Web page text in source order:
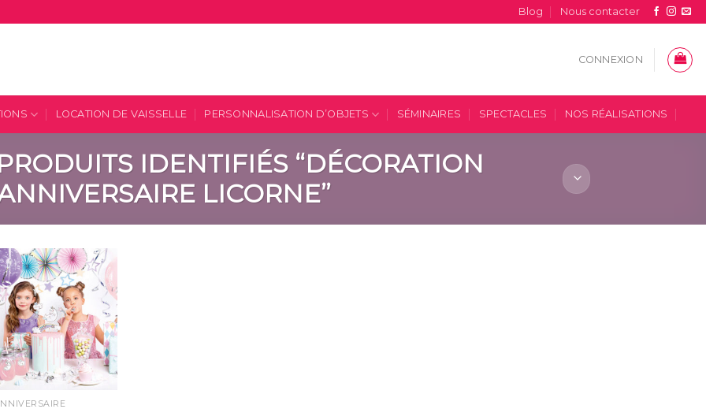
Blog Nous contacter
CONNEXION
LOCATION DE VAISSELLE PERSONNALISATION D’OBJETS SÉMINAIRES SPECTACLES NOS RÉALISATIONS
IDENTIFIÉS “DÉCORATION
LICORNE”
Ajouter
à la
liste
d’envies